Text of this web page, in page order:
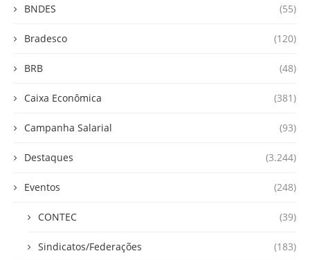
BNDES (55)
Bradesco (120)
BRB (48)
Caixa Econômica (381)
Campanha Salarial (93)
Destaques (3.244)
Eventos (248)
CONTEC (39)
Sindicatos/Federações (183)